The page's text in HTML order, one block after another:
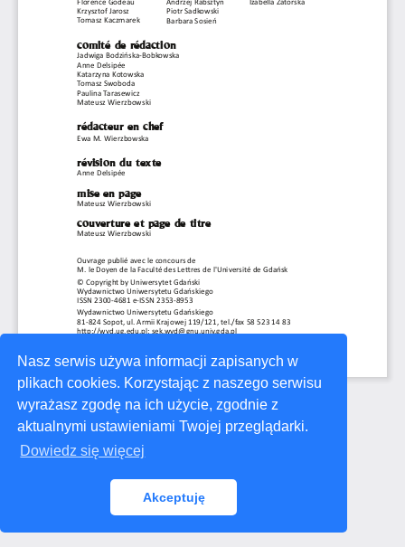
Nasz serwis używa informacji zapisanych w
plikach cookies. Korzystając z naszego serwisu
wyrażasz zgodę na ich użycie, zgodnie z
aktualnymi ustawieniami Twojej przeglądarki.
Dowiedz się więcej
Akceptuję